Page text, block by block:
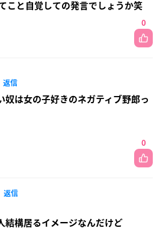
こと自覚しての発言でしょうか笑
0
返信
奴は女の子好きのネガティブ野郎っ
0
返信
結構居るイメージなんだけど